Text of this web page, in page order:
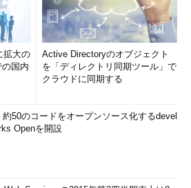
方が無難でしょう。このアンケートの
度が低い状態を表していたり、2（好
かったりするかもしれません。つま
きな距離があって、普通と好きは紙一
わけです。このような理由から、一見
な順序尺度ではありますが、扱いに気
タとは一転して、「
拡大の
国内
Active Directoryのオブジェクト
を「ディレクトリ同期ツール」で
クラウドに同期する
50のコードをオープンソース化するdevel
Openを開設